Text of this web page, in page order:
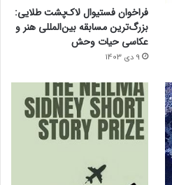
فراخوان فستیوال لاک‌پشت طلایی:
بزرگ‌ترین مسابقه بین‌المللی هنر و
عکاسی حیات وحش
9 دی 1403